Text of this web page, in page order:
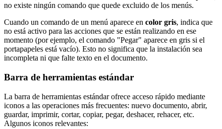
no existe ningún comando que quede excluido de los menús.
Cuando un comando de un menú aparece en color gris, indica que
no está activo para las acciones que se están realizando en ese
momento (por ejemplo, el comando "Pegar" aparece en gris si el
portapapeles está vacío). Esto no significa que la instalación sea
incompleta ni que falte texto en el documento.
Barra de herramientas estándar
La barra de herramientas estándar ofrece acceso rápido mediante
iconos a las operaciones más frecuentes: nuevo documento, abrir,
guardar, imprimir, cortar, copiar, pegar, deshacer, rehacer, etc.
Algunos iconos relevantes: